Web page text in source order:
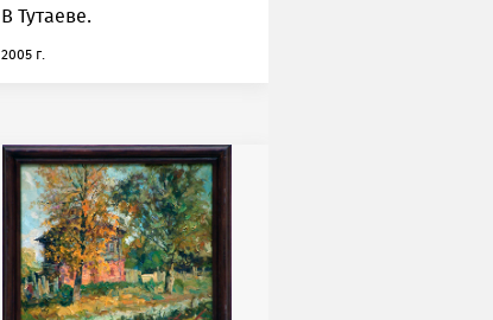
В Тутаеве.
2005 г.